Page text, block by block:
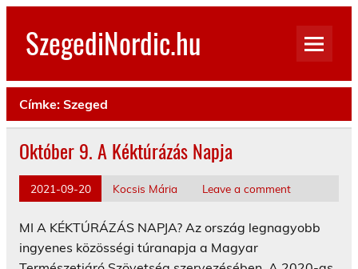
Skip
contentSzegediNordic.hu
Címke: Szeged
Október 9. A Kéktúrázás Napja
2021-09-20 Kocsis Mária Leave a comment
MI A KÉKTÚRÁZÁS NAPJA? Az ország legnagyobb
ingyenes közösségi túranapja a Magyar